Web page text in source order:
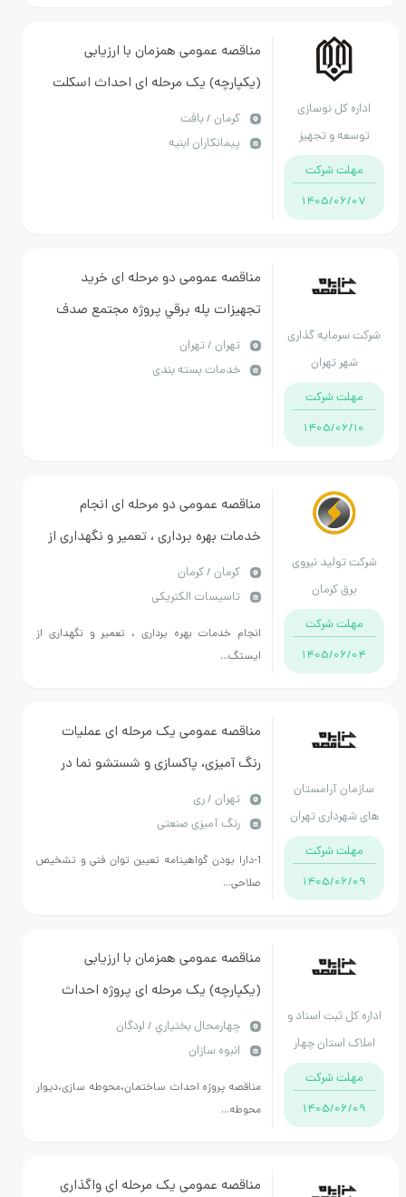
اداره کل نوسازی
توسعه و تجهیز
مدارس استان کرمان
مهلت شرکت
1405/06/07
مناقصه عمومی همزمان با ارزیابی
(یکپارچه) یک مرحله ای احداث اسکلت
بافت
كرمان / بافت
پیمانکاران ابنیه
شرکت سرمایه گذاری
شهر تهران
مهلت شرکت
1405/06/10
مناقصه عمومی دو مرحله ای خريد
تجهيزات پله برقي پروژه مجتمع صدف
تهران / تهران
خدمات بسته بندی
شرکت تولید نیروی
برق کرمان
مهلت شرکت
1405/06/04
مناقصه عمومی دو مرحله ای انجام
خدمات بهره برداری ، تعمیر و نگهداری از
ایستگاه تقلیل فشار گاز نیروگاه های حافظ
شیراز ، عسلویه گناوه
كرمان / کرمان
تاسیسات الکتریکی
انجام خدمات بهره برداری ، تعمیر و نگهداری از
ایستگ...
سازمان آرامستان
های شهرداری تهران
مهلت شرکت
1405/06/09
مناقصه عمومی یک مرحله ای عملیات
رنگ آمیزی، پاکسازی و شستشو نما در
سطح سازمان آرامستان های تهران و
شهرداری حرم مطهر امام(ره)
تهران / ری
رنگ آمیزی صنعتی
1-دارا بودن گواهینامه تعیین توان فنی و تشخیص
صلاحی...
اداره کل ثبت اسناد و
املاک استان چهار
محال و بختیاری
مهلت شرکت
1405/06/09
مناقصه عمومی همزمان با ارزیابی
(یکپارچه) یک مرحله ای پروژه احداث
ساختمان اداری اداره ثبت اسناد و املاک
شهرستان لردگان
چهارمحال بختياري / لردگان
انبوه سازان
مناقصه پروژه احداث ساختمان،محوطه سازی،دیوار
محوطه...
مناقصه عمومی یک مرحله ای واگذاری